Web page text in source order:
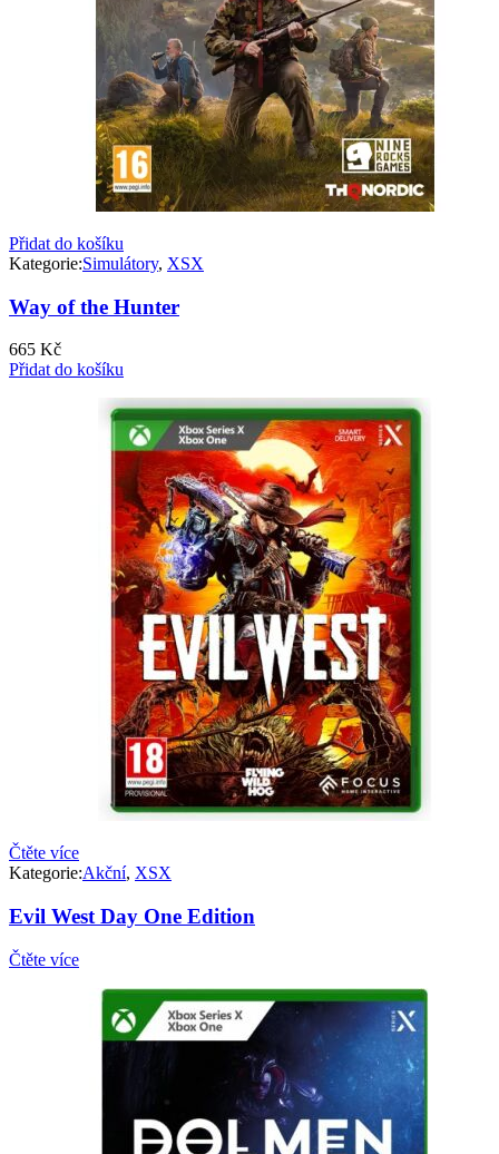
Přidat do košíku
Kategorie:Simulátory, XSX
Way of the Hunter
665 Kč
Přidat do košíku
Čtěte více
Kategorie:Akční, XSX
Evil West Day One Edition
Čtěte více